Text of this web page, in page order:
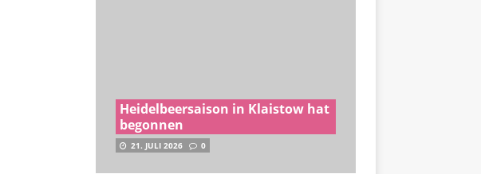
Heidelbeersaison in Klaistow hat
begonnen
21. JULI 2026 0